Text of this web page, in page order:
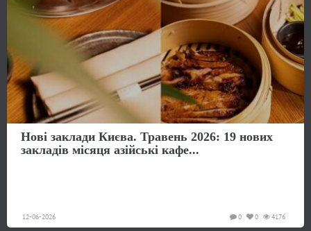
Нові заклади Києва. Травень 2026: 19 нових
закладів місяця азійські кафе...
12-06-2026 4176
0
0